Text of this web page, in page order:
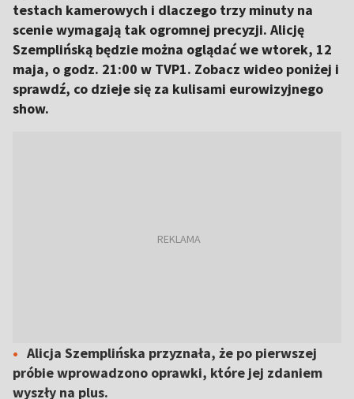
testach kamerowych i dlaczego trzy minuty na
scenie wymagają tak ogromnej precyzji. Alicję
Szemplińską będzie można oglądać we wtorek, 12
maja, o godz. 21:00 w TVP1. Zobacz wideo poniżej i
sprawdź, co dzieje się za kulisami eurowizyjnego
show.
Alicja Szemplińska przyznała, że po pierwszej
próbie wprowadzono oprawki, które jej zdaniem
wyszły na plus.